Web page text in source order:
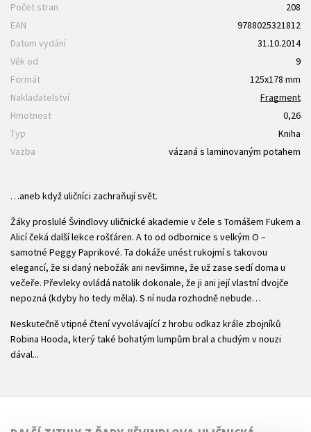
Počet stran
208
EAN
9788025321812
Datum vydání
31.10.2014
Věk od
9
Formát
125x178 mm
Nakladatelství
Fragment
Hmotnost
0,26
Typ
Kniha
Vazba
vázaná s laminovaným potahem
…aneb když uličníci zachraňují svět.
Žáky proslulé Švindlovy uličnické akademie v čele s Tomášem Fukem a
Alicí čeká další lekce rošťáren. A to od odbornice s velkým O –
samotné Peggy Paprikové. Ta dokáže unést rukojmí s takovou
elegancí, že si daný nebožák ani nevšimne, že už zase sedí doma u
večeře. Převleky ovládá natolik dokonale, že ji ani její vlastní dvojče
nepozná (kdyby ho tedy měla). S ní nuda rozhodně nebude…
Neskutečně vtipné čtení vyvolávající z hrobu odkaz krále zbojníků
Robina Hooda, který také bohatým lumpům bral a chudým v nouzi
dával...